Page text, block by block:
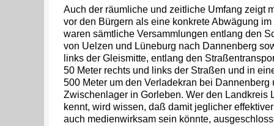
Auch der räumliche und zeitliche Umfang zeigt
vor den Bürgern als eine konkrete Abwägung
waren sämtliche Versammlungen entlang den
von Uelzen und Lüneburg nach Dannenberg
links der Gleismitte, entlang den
50 Meter rechts und links der Straßen und in
500 Meter um den Verladekran bei Dannenberg
Zwischenlager in Gorleben. Wer den Landkreis
kennt, wird wissen, daß damit jeglicher
auch medienwirksam sein könnte,